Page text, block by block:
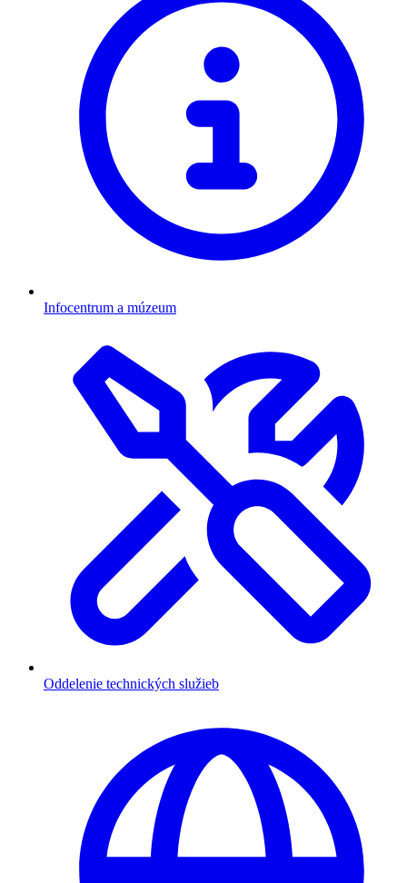
Infocentrum a múzeum
Oddelenie technických služieb